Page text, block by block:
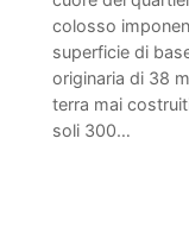
colosso
superficie di
originaria di 38
terra mai
soli 300…